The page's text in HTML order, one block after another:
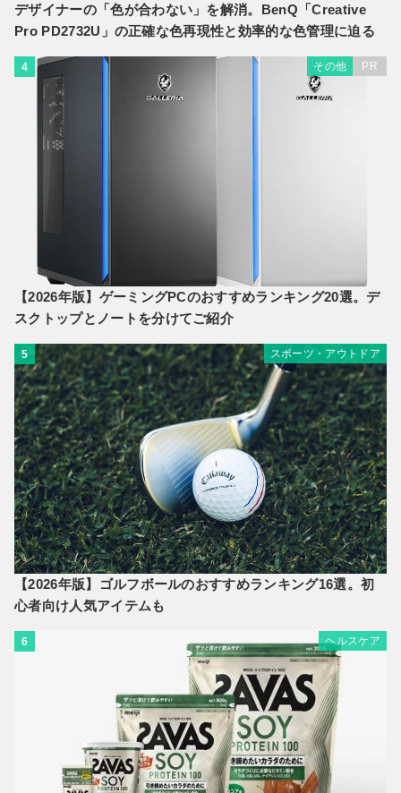
デザイナーの「色が合わない」を解消。BenQ「Creative
Pro PD2732U」の正確な色再現性と効率的な色管理に迫る
4 その他 PR
【2026年版】ゲーミングPCのおすすめランキング20選。デ
スクトップとノートを分けてご紹介
5 スポーツ・アウトドア
【2026年版】ゴルフボールのおすすめランキング16選。初
心者向け人気アイテムも
6 ヘルスケア